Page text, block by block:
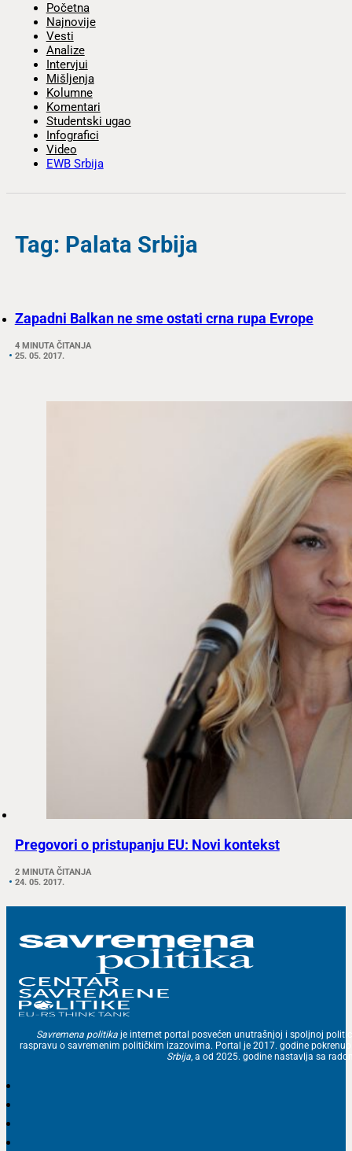
Početna
Najnovije
Vesti
Analize
Intervjui
Mišljenja
Kolumne
Komentari
Studentski ugao
Infografici
Video
EWB Srbija
Tag: Palata Srbija
Zapadni Balkan ne sme ostati crna rupa Evrope
4 MINUTA ČITANJA
25. 05. 2017.
Pregovori o pristupanju EU: Novi kontekst
2 MINUTA ČITANJA
24. 05. 2017.
Savremena politika je internet portal posvećen unutrašnjoj i spoljnoj
raspravu o savremenim političkim izazovima. Portal je 2017. godine
Srbija, a od 2025. godine nastavlja sa